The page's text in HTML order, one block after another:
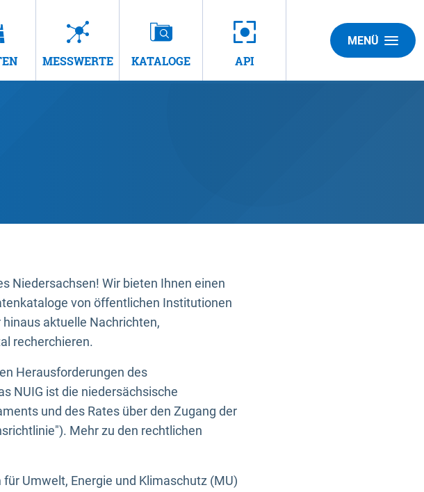
MESSWERTE KATALOGE API
MENÜ
Niedersachsen! Wir bieten Ihnen einen
von öffentlichen Institutionen
aktuelle Nachrichten,
recherchieren.
Herausforderungen des
NUIG ist die niedersächsische
und des Rates über den Zugang der
Mehr zu den rechtlichen
Umwelt, Energie und Klimaschutz (MU)